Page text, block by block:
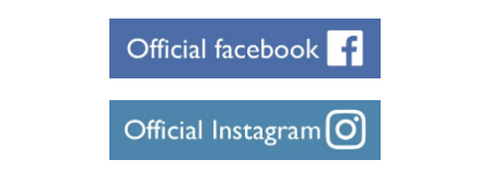
ChahChah
CLUCT
COOTIE
S/S TEE
L/S TEE
CUTSAW
JACKET
￥1,000～￥2,000
￥2,000～￥3,000
￥3,000～￥4,000
￥4,000～￥5,000